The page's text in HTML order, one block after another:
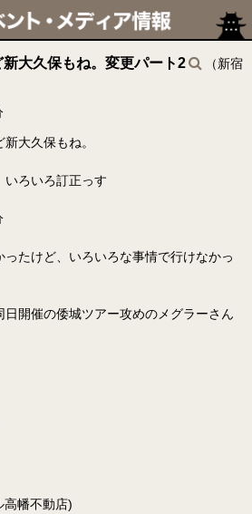
大久保もね。変更パート2
（新宿
大久保もね。
いろいろ訂正っす
たけど、いろいろな事情で行けなかっ
開催の倭城ツアー攻めのメグラーさん
高幡不動店)